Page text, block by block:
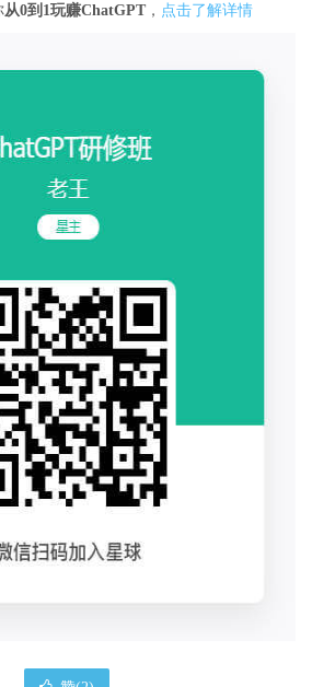
从0到1玩赚ChatGPT， 点击了解详情